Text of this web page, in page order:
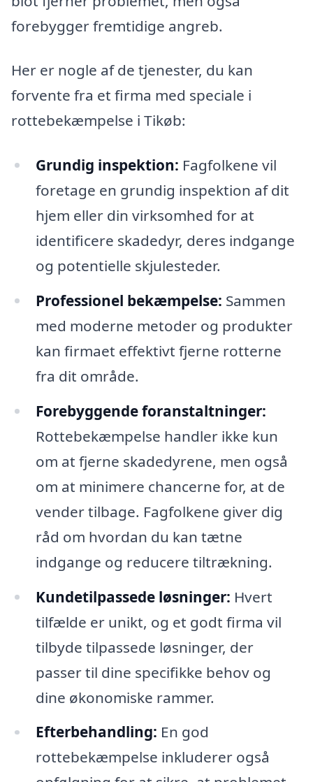
forebygger fremtidige angreb.
Her er nogle af de tjenester, du kan
forvente fra et firma med speciale i
rottebekæmpelse i Tikøb:
Grundig inspektion: Fagfolkene vil
foretage en grundig inspektion af dit
hjem eller din virksomhed for at
identificere skadedyr, deres indgange
og potentielle skjulesteder.
Professionel bekæmpelse: Sammen
med moderne metoder og produkter
kan firmaet effektivt fjerne rotterne
fra dit område.
Forebyggende foranstaltninger:
Rottebekæmpelse handler ikke kun
om at fjerne skadedyrene, men også
om at minimere chancerne for, at de
vender tilbage. Fagfolkene giver dig
råd om hvordan du kan tætne
indgange og reducere tiltrækning.
Kundetilpassede løsninger: Hvert
tilfælde er unikt, og et godt firma vil
tilbyde tilpassede løsninger, der
passer til dine specifikke behov og
dine økonomiske rammer.
Efterbehandling: En god
rottebekæmpelse inkluderer også